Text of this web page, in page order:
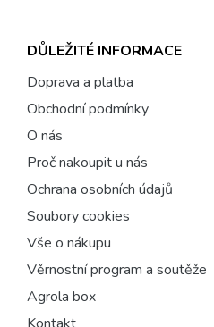
DŮLEŽITÉ INFORMACE
Doprava a platba
Obchodní podmínky
O nás
Proč nakoupit u nás
Ochrana osobních údajů
Soubory cookies
Vše o nákupu
Věrnostní program a soutěže
Agrola box